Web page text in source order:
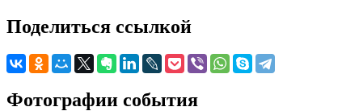
Поделиться ссылкой
Фотографии события